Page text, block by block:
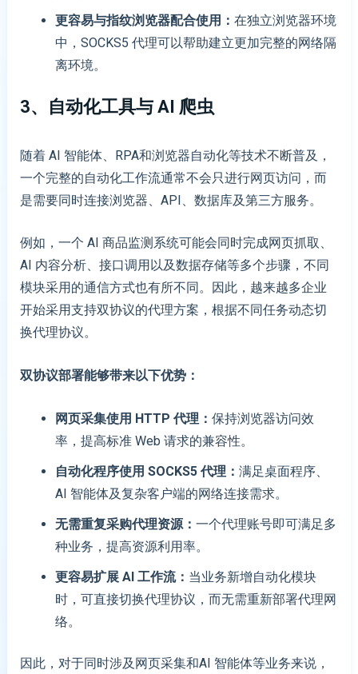
更容易与指纹浏览器配合使用 ： 在独立浏览器环境
中，SOCKS5 代理可以帮助建立更加完整的网络隔
离环境。
3、自动化工具与 AI 爬虫
随着 AI 智能体、RPA和浏览器自动化等技术不断普及，
一个完整的自动化工作流通常不会只进行网页访问，而
是需要同时连接浏览器、API、数据库及第三方服务。
例如，一个 AI 商品监测系统可能会同时完成网页抓取、
AI 内容分析、接口调用以及数据存储等多个步骤，不同
模块采用的通信方式也有所不同。因此，越来越多企业
开始采用支持双协议的代理方案，根据不同任务动态切
换代理协议。
双协议部署能够带来以下优势：
网页采集使用 HTTP 代理 ： 保持浏览器访问效
率，提高标准 Web 请求的兼容性。
自动化程序使用 SOCKS5 代理 ： 满足桌面程序、
AI 智能体及复杂客户端的网络连接需求。
无需重复采购代理资源： 一个代理账号即可满足多
种业务，提高资源利用率。
更容易扩展 AI 工作流： 当业务新增自动化模块
时，可直接切换代理协议，而无需重新部署代理网
络。
因此，对于同时涉及网页采集和AI 智能体等业务来说，